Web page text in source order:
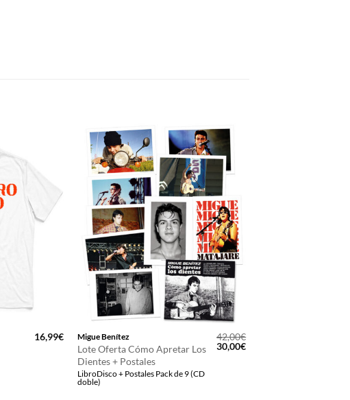
16,99€ Migue Benítez
Lote Oferta Cómo Apretar Los
Dientes + Postales
LibroDisco + Postales Pack de 9 (CD
doble)
42,00€
El
precio
30,00€El